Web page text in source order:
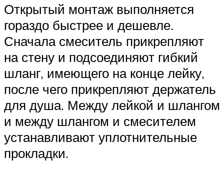
Открытый монтаж выполняется
гораздо быстрее и дешевле.
Сначала смеситель прикрепляют
на стену и подсоединяют гибкий
шланг, имеющего на конце лейку,
после чего прикрепляют держатель
для душа. Между лейкой и шлангом
и между шлангом и смесителем
устанавливают уплотнительные
прокладки.